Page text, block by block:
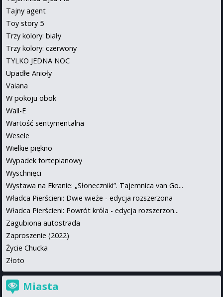
Tajny agent
Toy story 5
Trzy kolory: biały
Trzy kolory: czerwony
TYLKO JEDNA NOC
Upadłe Anioły
Vaiana
W pokoju obok
Wall-E
Wartość sentymentalna
Wesele
Wielkie piękno
Wypadek fortepianowy
Wyschnięci
Wystawa na Ekranie: „Słoneczniki”. Tajemnica van Go...
Władca Pierścieni: Dwie wieże - edycja rozszerzona
Władca Pierścieni: Powrót króla - edycja rozszerzon...
Zagubiona autostrada
Zaproszenie (2022)
Życie Chucka
Złoto
Miasta